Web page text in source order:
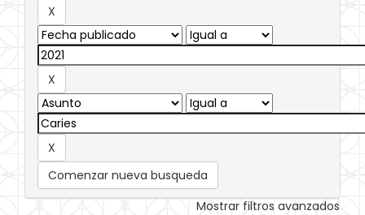
Comenzar nueva busqueda
Mostrar filtros avanzados